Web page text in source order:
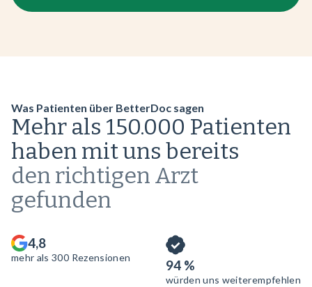
Was Patienten über BetterDoc sagen
Mehr als 150.000 Patienten
haben mit uns bereits
den richtigen Arzt
gefunden
4,8
mehr als 300 Rezensionen 94 %
würden uns weiterempfehlen